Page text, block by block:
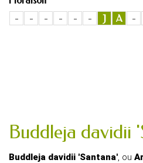
-
- - - - - J A -
Buddleja davidii
Buddleja davidii 'Santana', ou